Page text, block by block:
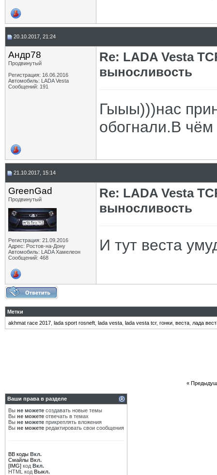
20.10.2017, 21:24
Андр78
Продвинутый
Регистрация: 16.06.2016
Автомобиль: LADA Vesta
Сообщений: 191
Re: LADA Vesta
выносливость
Гыыы)))нас
обогнали.В
21.10.2017, 15:14
GrееnGad
Продвинутый
Регистрация: 21.09.2016
Адрес: Ростов-на-Дону
Автомобиль: LADA Хамелеон
Сообщений: 468
Re: LADA Vesta
выносливость
И тут веста
Метки
akhmat race 2017 lada sport rosneft lada vesta lada vesta tcr, гонки веста лада
«
Ваши права в разделе
Вы не можете создавать новые темы
Вы не можете отвечать в темах
Вы не можете прикреплять вложения
Вы не можете редактировать свои сообщения
BB коды Вкл.
Смайлы Вкл.
[IMG] код Вкл.
HTML код Выкл.